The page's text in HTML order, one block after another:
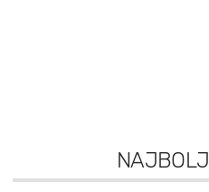
NAJBOLJ